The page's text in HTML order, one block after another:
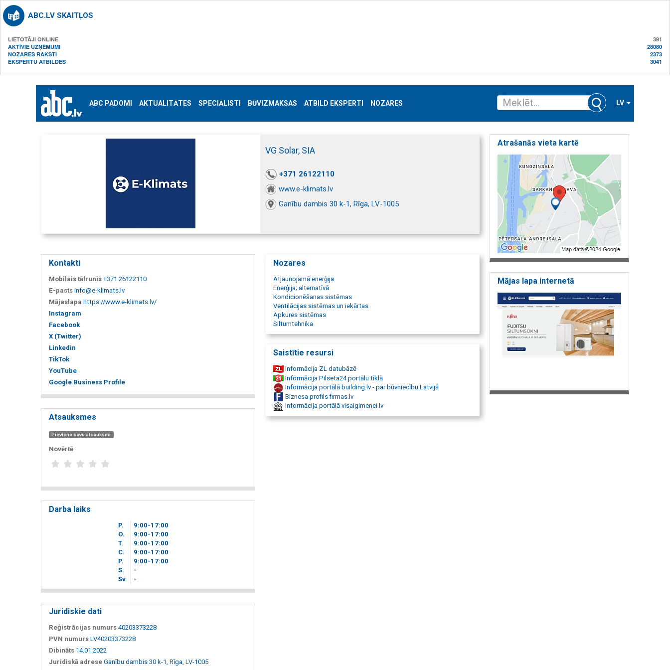
ABC.LV SKAITĻOS
LIETOTĀJI ONLINE
391
AKTĪVIE UZŅĒMUMI
28080
NOZARES RAKSTI
2373
EKSPERTU ATBILDES
3041
ABC PADOMI AKTUALITĀTES SPECIĀLISTI BŪVIZMAKSAS ATBILD EKSPERTI NOZARES LV
VG Solar, SIA
+371 26122110
www.e-klimats.lv
Ganību dambis 30 k-1, Rīga, LV-1005
Kontakti
Mobilais tālrunis +371 26122110
E-pasts info@e-klimats.lv
Mājaslapa https://www.e-klimats.lv/
Instagram
Facebook
X (Twitter)
Linkedin
TikTok
YouTube
Google Business Profile
Atsauksmes
Pievieno savu atsauksmi
Novērtē
Darba laiks
P. 9 00-17 00
O.
9 00-17 00
T.
9 00-17 00
C.
9 00-17 00
P.
9 00-17 00
S.
-
Sv.
-
Juridiskie dati
Reģistrācijas numurs 40203373228
PVN numurs LV40203373228
Dibināts 14.01.2022
Juridiskā adrese Ganību dambis 30 k-1, Rīga, LV-1005
Nozares
Atjaunojamā enerģija
Enerģija; alternatīvā
Kondicionēšanas sistēmas
Ventilācijas sistēmas un iekārtas
Apkures sistēmas
Siltumtehnika
Saistītie resursi
Informācija ZL datubāzē
Informācija Pilseta24 portālu tīklā
Informācija portālā building.lv - par būvniecību Latvijā
Biznesa profils firmas.lv
Informācija portālā visaigimenei.lv
Atrašanās vieta kartē
Mājas lapa internetā